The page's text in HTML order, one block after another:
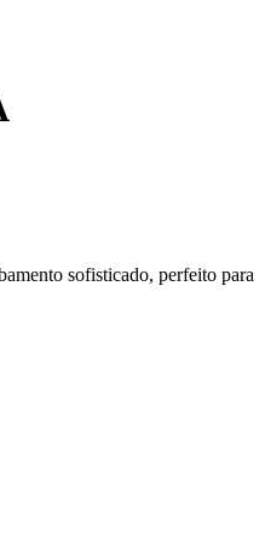
sofisticado, perfeito para